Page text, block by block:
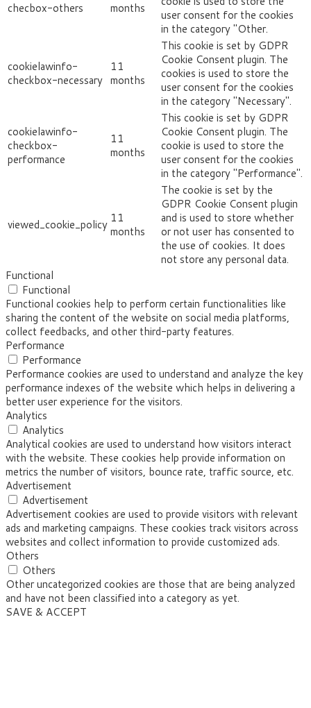
checbox-others
months
user consent for the cookies
in the category "Other.
cookielawinfo-
checkbox-necessary
11
months
This cookie is set by GDPR
Cookie Consent plugin. The
cookies is used to store the
user consent for the cookies
in the category "Necessary".
cookielawinfo-
checkbox-
performance
11
months
This cookie is set by GDPR
Cookie Consent plugin. The
cookie is used to store the
user consent for the cookies
in the category "Performance".
viewed_cookie_policy 11
months
The cookie is set by the
GDPR Cookie Consent plugin
and is used to store whether
or not user has consented to
the use of cookies. It does
not store any personal data.
Functional
Functional
Functional cookies help to perform certain functionalities like
sharing the content of the website on social media platforms,
collect feedbacks, and other third-party features.
Performance
Performance
Performance cookies are used to understand and analyze the key
performance indexes of the website which helps in delivering a
better user experience for the visitors.
Analytics
Analytics
Analytical cookies are used to understand how visitors interact
with the website. These cookies help provide information on
metrics the number of visitors, bounce rate, traffic source, etc.
Advertisement
Advertisement
Advertisement cookies are used to provide visitors with relevant
ads and marketing campaigns. These cookies track visitors across
websites and collect information to provide customized ads.
Others
Others
Other uncategorized cookies are those that are being analyzed
and have not been classified into a category as yet.
SAVE & ACCEPT